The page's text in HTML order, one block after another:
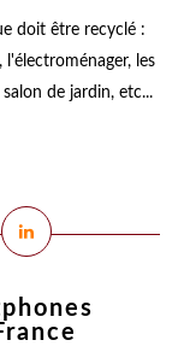
doit être recyclé :
l'électroménager, les
de jardin, etc...